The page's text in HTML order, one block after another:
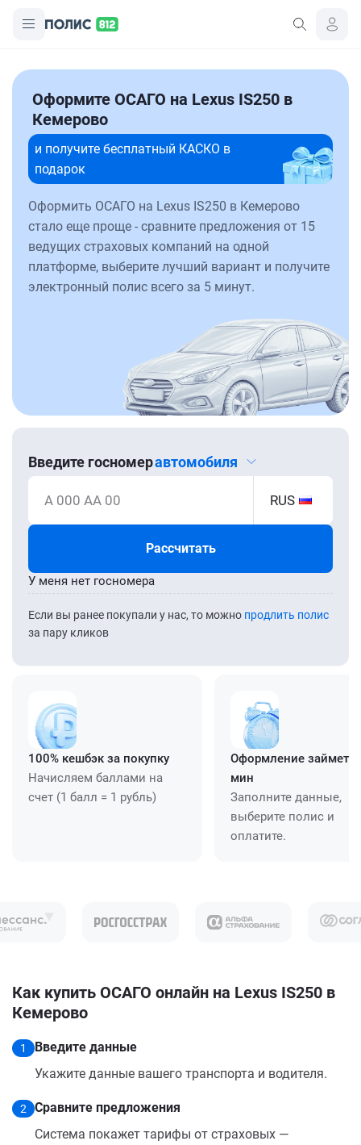
Оформите ОСАГО на Lexus IS250 в
Кемерово
и получите бесплатный КАСКО в
подарок
Оформить ОСАГО на Lexus IS250 в Кемерово
стало еще проще - сравните предложения от 15
ведущих страховых компаний на одной
платформе, выберите лучший вариант и получите
электронный полис всего за 5 минут.
Введите госномеравтомобиля
А 000 АА 00 RUS
Рассчитать
Если вы ранее покупали у нас, то можно продлить полис
за пару кликов
У меня нет госномера
100% кешбэк за покупку
Начисляем баллами на
счет (1 балл = 1 рубль)
Оформление займет
мин
Заполните данные,
выберите полис и
оплатите.
Как купить ОСАГО онлайн на Lexus IS250 в
Кемерово
1
Введите данные
Укажите данные вашего транспорта и водителя.
2
Сравните предложения
Система покажет тарифы от страховых —